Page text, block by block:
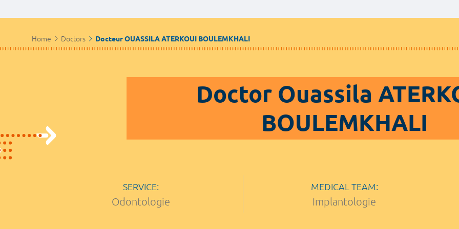
Home Doctors Docteur OUASSILA ATERKOUI BOULEMKHALI
Doctor Ouassila
BOULEMKHALI
SERVICE:
Odontologie
MEDICAL TEAM:
Implantologie